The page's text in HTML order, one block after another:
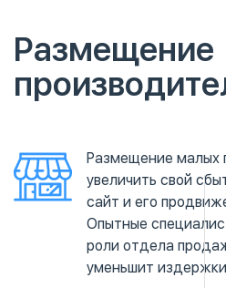
Размещение
Размещение малых
увеличить свой
сайт и его
Опытные
роли отдела
уменьшит